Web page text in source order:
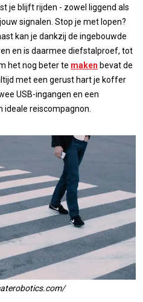
je blijft rijden - zowel liggend als
signalen. Stop je met lopen?
kan je dankzij de ingebouwde
en is daarmee diefstalproef, tot
het nog beter te maken bevat de
met een gerust hart je koffer
USB-ingangen en een
ideale reiscompagnon.